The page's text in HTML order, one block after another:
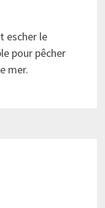
escher le
pour pêcher
mer.